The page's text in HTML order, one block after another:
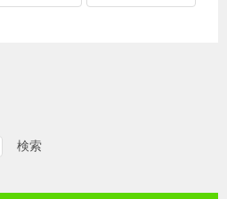
検索